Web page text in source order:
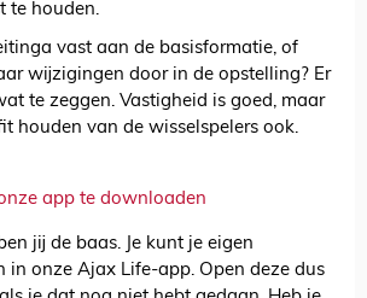
te houden.
vast aan de basisformatie, of
wijzigingen door in de opstelling? Er
te zeggen. Vastigheid is goed, maar
houden van de wisselspelers ook.
app te downloaden
jij de baas. Je kunt je eigen
in onze Ajax Life-app. Open deze dus